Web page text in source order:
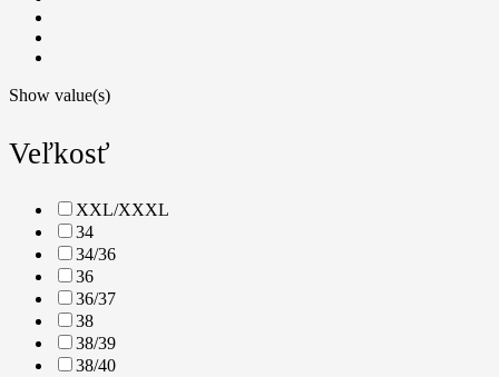
Show value(s)
Veľkosť
XXL/XXXL
34
34/36
36
36/37
38
38/39
38/40